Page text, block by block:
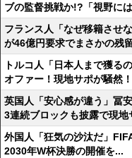
ブの監督挑戦か!?「視野に
フランス人「なぜ移籍させ
が46億円要求でまさかの残
トルコ人「日本人まで獲る
オファー！現地サポが騒然
英国人「安心感が違う」冨
3連続ブロックも披露で現地
外国人「狂気の沙汰だ」
2030年W杯決勝の開催を...